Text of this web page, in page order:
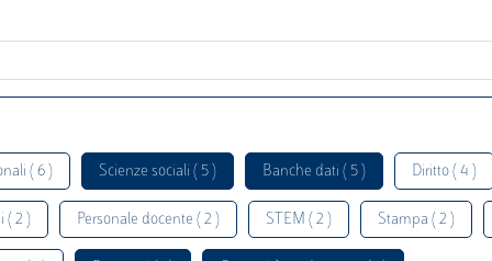
( 6 ) Scienze sociali ( 5 ) Banche dati ( 5 ) Diritto ( 4 )
( 2 ) Personale docente ( 2 ) STEM ( 2 ) Stampa ( 2 )